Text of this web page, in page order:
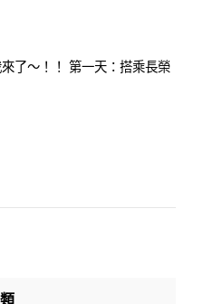
了～！！ 第一天：搭乘長榮